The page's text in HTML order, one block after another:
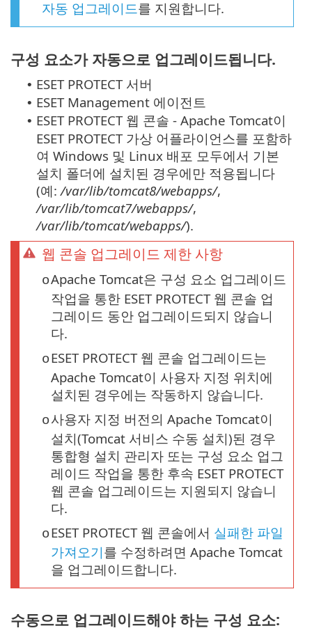
자동 업그레이드를 지원합니다.
구성 요소가 자동으로 업그레이드됩니다.
• ESET PROTECT 서버
• ESET Management 에이전트
• ESET PROTECT 웹 콘솔 - Apache Tomcat이
ESET PROTECT 가상 어플라이언스를 포함하
여 Windows 및 Linux 배포 모두에서 기본
설치 폴더에 설치된 경우에만 적용됩니다
(예: /var/lib/tomcat8/webapps/,
/var/lib/tomcat7/webapps/,
/var/lib/tomcat/webapps/).
웹 콘솔 업그레이드 제한 사항
oApache Tomcat은 구성 요소 업그레이드
작업을 통한 ESET PROTECT 웹 콘솔 업
그레이드 동안 업그레이드되지 않습니
다.
oESET PROTECT 웹 콘솔 업그레이드는
Apache Tomcat이 사용자 지정 위치에
설치된 경우에는 작동하지 않습니다.
o사용자 지정 버전의 Apache Tomcat이
설치(Tomcat 서비스 수동 설치)된 경우
통합형 설치 관리자 또는 구성 요소 업그
레이드 작업을 통한 후속 ESET PROTECT
웹 콘솔 업그레이드는 지원되지 않습니
다.
oESET PROTECT 웹 콘솔에서 실패한 파일
가져오기를 수정하려면 Apache Tomcat
을 업그레이드합니다.
수동으로 업그레이드해야 하는 구성 요소: